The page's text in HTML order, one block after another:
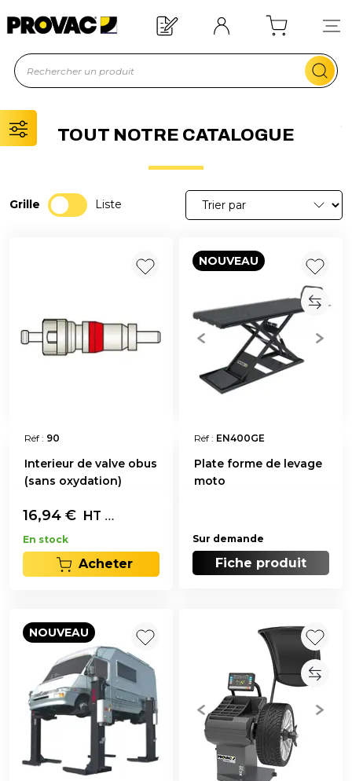
Offre de bienvenue : 20€ offerts !
En savoir plus
TOUT NOTRE CATALOGUE
Grille Liste
Réf : 90
Interieur de valve obus
(sans oxydation)
16,94 € HT Les 100
En stock
Acheter
NOUVEAU
Réf : EN400GE
Plate forme de levage
moto
Sur demande
Fiche produit
NOUVEAU